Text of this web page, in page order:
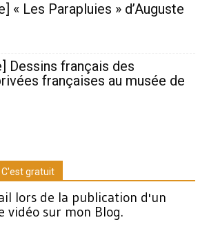
« Les Parapluies » d’Auguste
Dessins français des
françaises au musée de
C'est gratuit
lors de la publication d'un
vidéo sur mon Blog.